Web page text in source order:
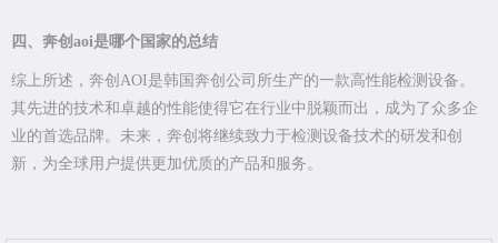
四、奔创aoi是哪个国家的总结
综上所述，奔创AOI是韩国奔创公司所生产的一款高性能检测设备。
其先进的技术和卓越的性能使得它在行业中脱颖而出，成为了众多企
业的首选品牌。未来，奔创将继续致力于检测设备技术的研发和创
新，为全球用户提供更加优质的产品和服务。